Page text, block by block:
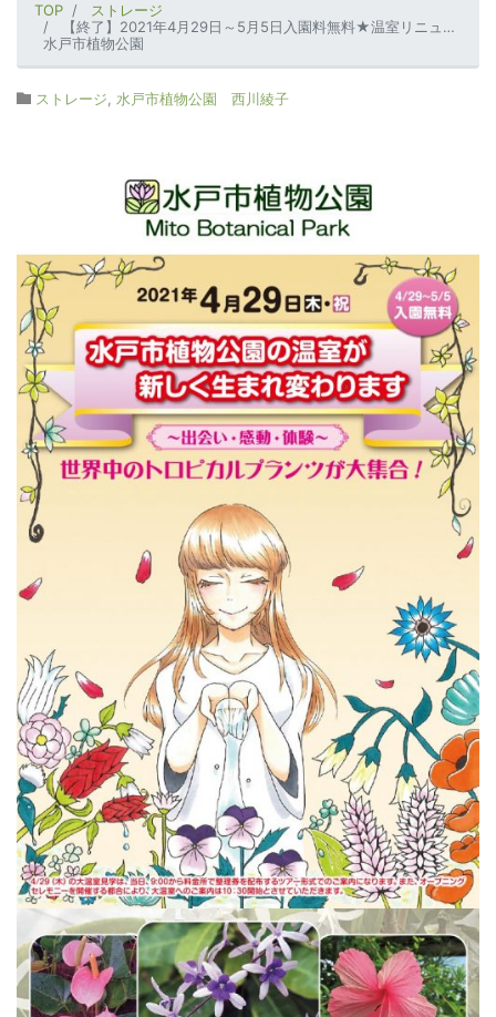
TOP
ストレージ
【終了】2021年4月29日～5月5日入園料無料★温室リニューアル記念『花のカルチャー特別展』～トロピカルプランツ～
水戸市植物公園
ストレージ 水戸市植物公園 西川綾子